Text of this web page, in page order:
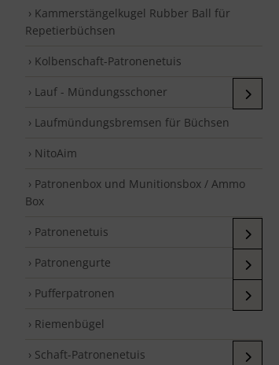
› Kammerstängelkugel Rubber Ball für
Repetierbüchsen
› Kolbenschaft-Patronenetuis
› Lauf - Mündungsschoner
› Laufmündungsbremsen für Büchsen
› NitoAim
› Patronenbox und Munitionsbox / Ammo
Box
› Patronenetuis
› Patronengurte
› Pufferpatronen
› Riemenbügel
› Schaft-Patronenetuis